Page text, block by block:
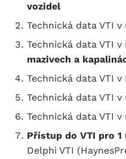
vozidel
Technická data VTI v
Technická data VTI v
mazivech a
Technická data VTI v
Technická data VTI v
Technická data VTI v
Přístup do VTI pro 1
Delphi VTI